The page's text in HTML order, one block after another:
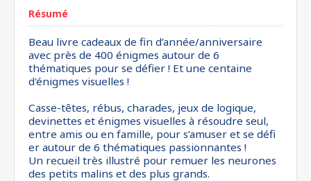
Résumé
Beau livre cadeaux de fin d’année/anniversaire
avec près de 400 énigmes autour de 6
thématiques pour se défier ! Et une centaine
d'énigmes visuelles !
Casse-têtes, rébus, charades, jeux de logique,
devinettes et énigmes visuelles à résoudre seul,
entre amis ou en famille, pour s’amuser et se défi
er autour de 6 thématiques passionnantes !
Un recueil très illustré pour remuer les neurones
des petits malins et des plus grands.